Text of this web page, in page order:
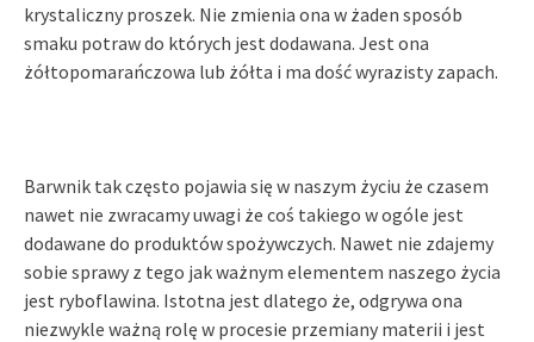
krystaliczny proszek. Nie zmienia ona w żaden sposób
smaku potraw do których jest dodawana. Jest ona
żółtopomarańczowa lub żółta i ma dość wyrazisty zapach.
Barwnik tak często pojawia się w naszym życiu że czasem
nawet nie zwracamy uwagi że coś takiego w ogóle jest
dodawane do produktów spożywczych. Nawet nie zdajemy
sobie sprawy z tego jak ważnym elementem naszego życia
jest ryboflawina. Istotna jest dlatego że, odgrywa ona
niezwykle ważną rolę w procesie przemiany materii i jest